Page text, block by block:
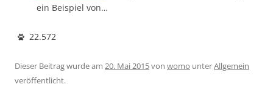
ein Beispiel von…
22.572
Dieser Beitrag wurde am 20. Mai 2015von womo unterAllgemein
veröffentlicht.